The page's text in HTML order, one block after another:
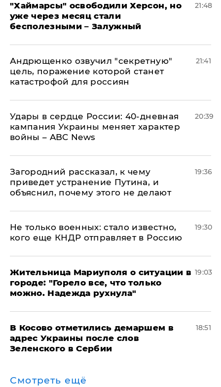
"Хаймарсы" освободили Херсон, но
уже через месяц стали
бесполезными – Залужный
21:48
Андрющенко озвучил "секретную"
цель, поражение которой станет
катастрофой для россиян
21:41
Удары в сердце России: 40-дневная
кампания Украины меняет характер
войны – ABC News
20:39
Загородний рассказал, к чему
приведет устранение Путина, и
объяснил, почему этого не делают
19:36
Не только военных: стало известно,
кого еще КНДР отправляет в Россию
19:30
Жительница Мариуполя о ситуации в
городе: "Горело все, что только
можно. Надежда рухнула"
19:03
В Косово отметились демаршем в
адрес Украины после слов
Зеленского в Сербии
18:51
Смотреть ещё